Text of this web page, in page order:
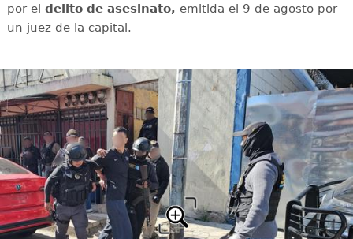
por el delito de asesinato, emitida el 9 de agosto por
un juez de la capital.